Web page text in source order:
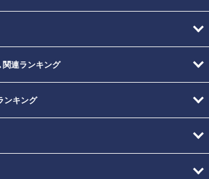
関連ランキング
ンキング